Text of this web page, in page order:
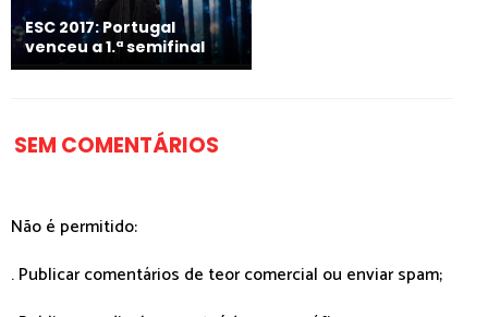
ESC 2017: Portugal
venceu a 1.ª semifinal
SEM COMENTÁRIOS
Não é permitido:
. Publicar comentários de teor comercial ou enviar spam;